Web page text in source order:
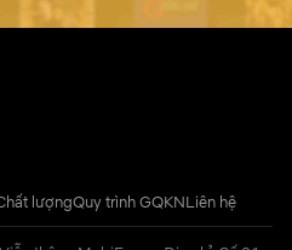
lượngQuy trình GQKNLiên hệ